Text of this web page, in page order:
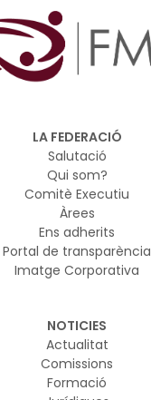
LA FEDERACIÓ
Salutació
Qui som?
Comitè Executiu
Àrees
Ens adherits
Portal de transparència
Imatge Corporativa
NOTICIES
Actualitat
Comissions
Formació